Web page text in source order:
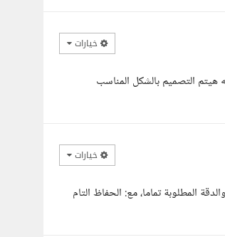
خيارات
التصميم بالشكل المناسب
خيارات
المطلوبة تماما، مع: الحفاظ التام